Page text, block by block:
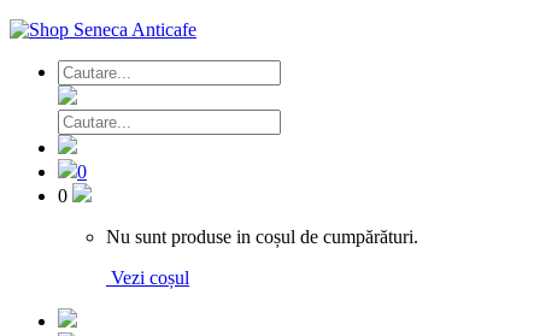
0
0
Nu sunt produse in coșul de cumpărături.
Vezi coșul